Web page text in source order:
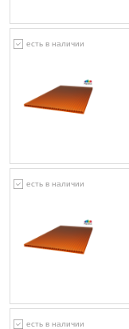
есть в наличии
есть в наличии
есть в наличии